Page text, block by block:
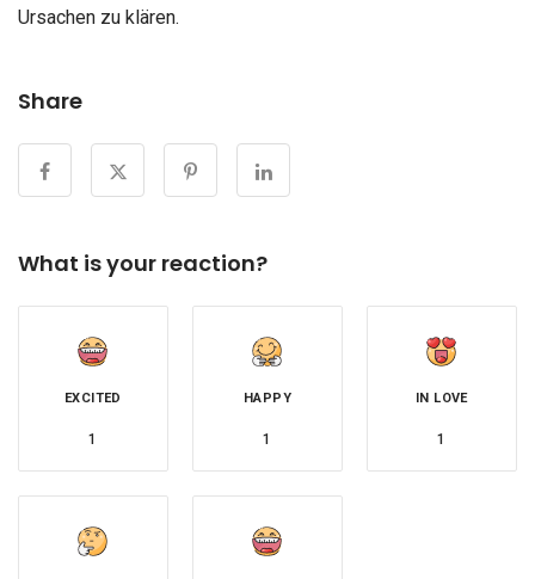
Ursachen zu klären.
Share
What is your reaction?
EXCITED
1
HAPPY
1
IN LOVE
1